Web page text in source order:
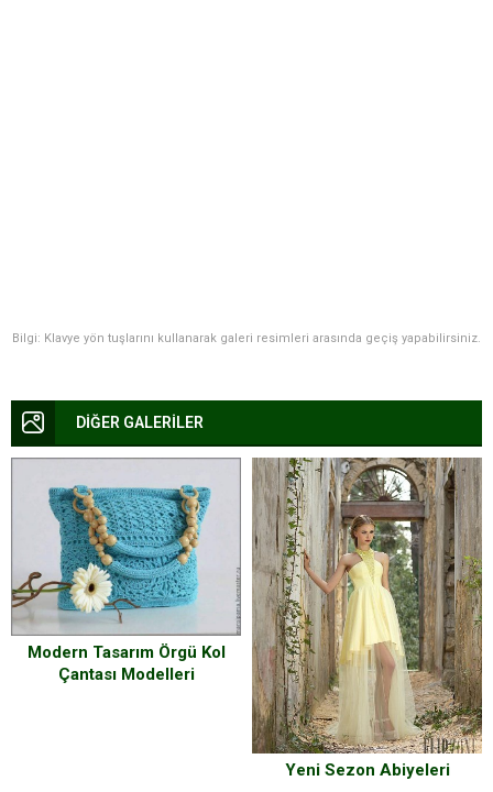
Bilgi: Klavye yön tuşlarını kullanarak galeri resimleri arasında geçiş yapabilirsiniz.
DİĞER GALERİLER
Modern Tasarım Örgü Kol
Çantası Modelleri
Yeni Sezon Abiyeleri